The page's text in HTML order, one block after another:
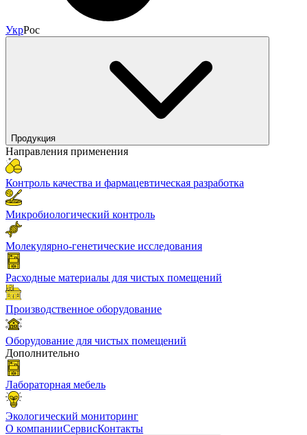
УкрРос
Продукция
Направления применения
Контроль качества и фармацевтическая разработка
Микробиологический контроль
Молекулярно-генетические исследования
Расходные материалы для чистых помещений
Производственное оборудование
Оборудование для чистых помещений
Дополнительно
Лабораторная мебель
Экологический мониторинг
О компанииСервисКонтакты